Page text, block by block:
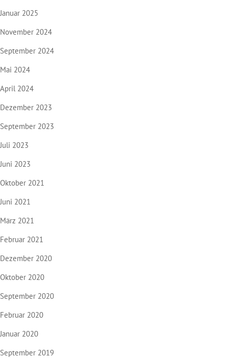
Januar 2025
November 2024
September 2024
Mai 2024
April 2024
Dezember 2023
September 2023
Juli 2023
Juni 2023
Oktober 2021
Juni 2021
März 2021
Februar 2021
Dezember 2020
Oktober 2020
September 2020
Februar 2020
Januar 2020
September 2019